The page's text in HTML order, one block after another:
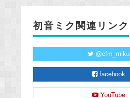
初音ミク関連リンク
@cfm_miku
facebook
YouTube